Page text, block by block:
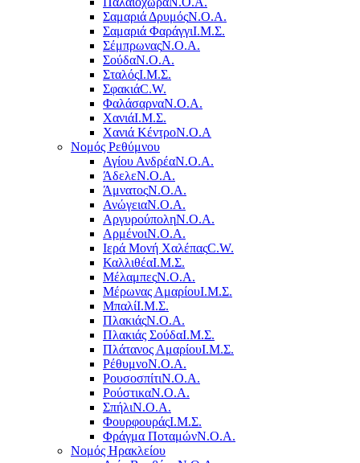
Σαμαριά ΔρυμόςΝ.Ο.Α.
Σαμαριά ΦαράγγιΙ.Μ.Σ.
ΣέμπρωναςΝ.Ο.Α.
ΣούδαΝ.Ο.Α.
ΣταλόςΙ.Μ.Σ.
ΣφακιάC.W.
ΦαλάσαρναΝ.Ο.Α.
ΧανιάΙ.Μ.Σ.
Χανιά ΚέντροN.O.A
Νομός Ρεθύμνου
Αγίου ΑνδρέαΝ.Ο.Α.
ΆδελεΝ.Ο.Α.
ΆμνατοςΝ.Ο.Α.
ΑνώγειαΝ.Ο.Α.
ΑργυρούποληΝ.Ο.Α.
ΑρμένοιΝ.Ο.Α.
Ιερά Μονή ΧαλέπαςC.W.
ΚαλλιθέαΙ.Μ.Σ.
ΜέλαμπεςΝ.Ο.Α.
Μέρωνας ΑμαρίουΙ.Μ.Σ.
ΜπαλίΙ.Μ.Σ.
ΠλακιάςΝ.Ο.Α.
Πλακιάς ΣούδαΙ.Μ.Σ.
Πλάτανος ΑμαρίουΙ.Μ.Σ.
ΡέθυμνοΝ.Ο.Α.
ΡουσοσπίτιΝ.Ο.Α.
ΡούστικαΝ.Ο.Α.
ΣπήλιΝ.Ο.Α.
ΦουρφουράςΙ.Μ.Σ.
Φράγμα ΠοταμώνΝ.Ο.Α.
Νομός Ηρακλείου